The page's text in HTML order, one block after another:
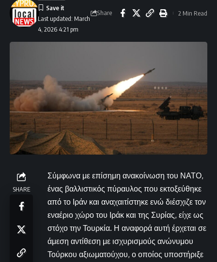
Last updated: March
4, 2026 4:21 pm
Share 2 Min Read
SHARE
Σύμφωνα με επίσημη ανακοίνωση του ΝΑΤΟ,
ένας βαλλιστικός πύραυλος που εκτοξεύθηκε
από το Ιράν και αναχαιτίστηκε ενώ διέσχιζε τον
εναέριο χώρο του Ιράκ και της Συρίας, είχε ως
στόχο την Τουρκία. Η αναφορά αυτή έρχεται σε
άμεση αντίθεση με ισχυρισμούς ανώνυμου
Τούρκου αξιωματούχου, ο οποίος υποστήριξε